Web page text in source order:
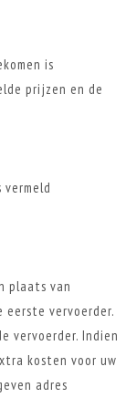
is
prijzen en de
plaats van
vervoerder.
vervoerder. Indien
kosten voor uw
adres